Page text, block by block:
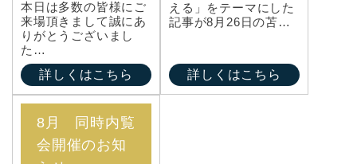
本日は多数の皆様にご
来場頂きまして誠にあ
りがとうございまし
た…
詳しくはこちら
える」をテーマにした
記事が8月26日の苫…
詳しくはこちら
8月 同時内覧
会開催のお知